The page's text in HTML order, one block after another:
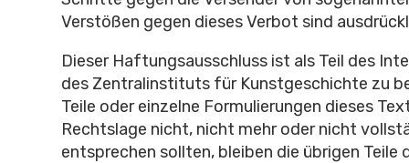
Verstößen gegen dieses Verbot sind
Dieser Haftungsausschluss ist als Teil des
des Zentralinstituts für Kunstgeschichte zu
Teile oder einzelne Formulierungen dieses
Rechtslage nicht, nicht mehr oder nicht
entsprechen sollten, bleiben die übrigen Teile